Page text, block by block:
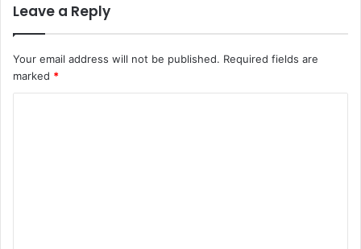
Leave a Reply
Your email address will not be published. Required fields are
marked *